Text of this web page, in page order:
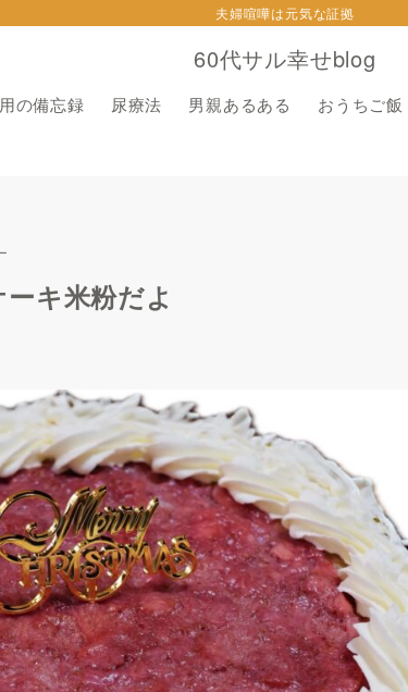
60代サル幸せblog
夫婦喧嘩は元気な証拠
の備忘録 尿療法 男親あるある おうちご飯
キ米粉だよ